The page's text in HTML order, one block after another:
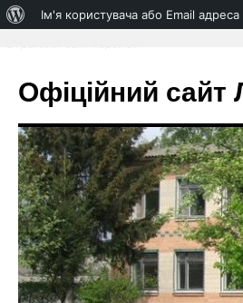
ПроІм'я користувача або Email адреса
Офіційний сайт